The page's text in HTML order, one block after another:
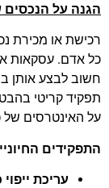
הגנה על הנכסים
רכישת או מכירת
כל אדם. עסקאות
חשוב לבצע אותן
תפקיד קריטי
על האינטרסים של
התפקידים
עריכת ייפוי